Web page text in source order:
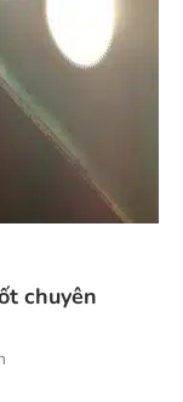
chuyên